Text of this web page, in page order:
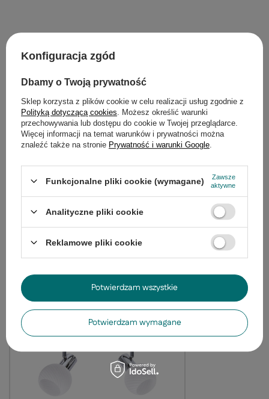
Opis
Szczegółowe dane
Gwarancja
Opinie (0)
Potrzebujesz pomocy? Masz pytania?
niezwłocznie, najciekawsze pytania i
Zadaj pytanie
Ostatnio oglądane
Konfiguracja zgód
Dbamy o Twoją prywatność
Sklep korzysta z plików cookie w celu realizacji usług zgodnie z
Polityką dotyczącą cookies . Możesz określić warunki
przechowywania lub dostępu do cookie w Twojej przeglądarce.
Więcej informacji na temat warunków i prywatności można
znaleźć także na stronie Prywatność i warunki Google
Funkcjonalne pliki cookie (wymagane)
Zawsze
aktywne
Analityczne pliki cookie
Reklamowe pliki cookie
Potwierdzam wymagane
Potwierdzam wszystkie